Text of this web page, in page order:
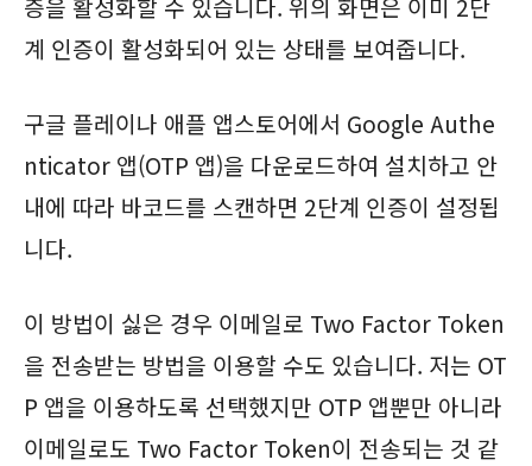
계 인증이 활성화되어 있는 상태를 보여줍니다.
구글 플레이나 애플 앱스토어에서 Google Authe
nticator 앱(OTP 앱)을 다운로드하여 설치하고 안
내에 따라 바코드를 스캔하면 2단계 인증이 설정됩
니다.
이 방법이 싫은 경우 이메일로 Two Factor Token
을 전송받는 방법을 이용할 수도 있습니다. 저는 OT
P 앱을 이용하도록 선택했지만 OTP 앱뿐만 아니라
이메일로도 Two Factor Token이 전송되는 것 같